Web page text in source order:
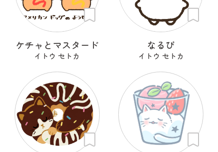
ケチャとマスタード
イトウ セトカ
なるぴ
イトウ セトカ